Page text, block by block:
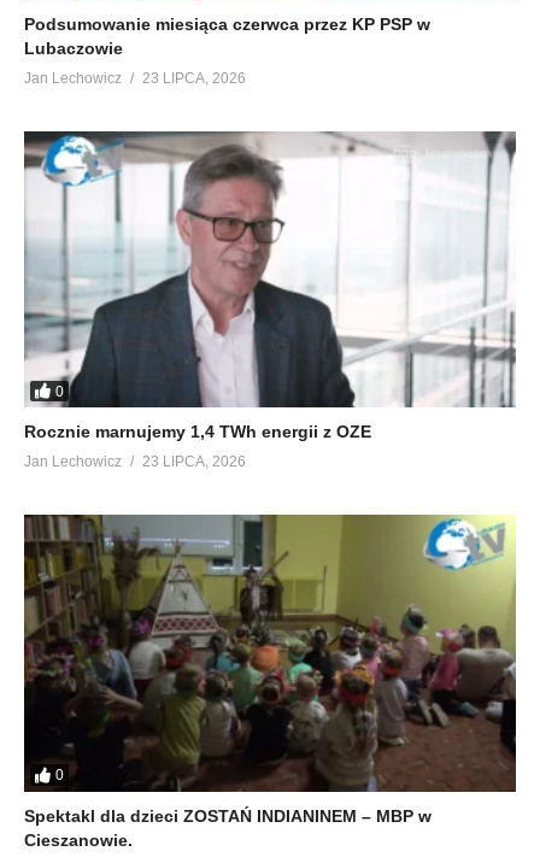
Podsumowanie miesiąca czerwca przez KP PSP w
Lubaczowie
Jan Lechowicz 23 LIPCA, 2026
0
Rocznie marnujemy 1,4 TWh energii z OZE
Jan Lechowicz 23 LIPCA, 2026
0
Spektakl dla dzieci ZOSTAŃ INDIANINEM – MBP w
Cieszanowie.